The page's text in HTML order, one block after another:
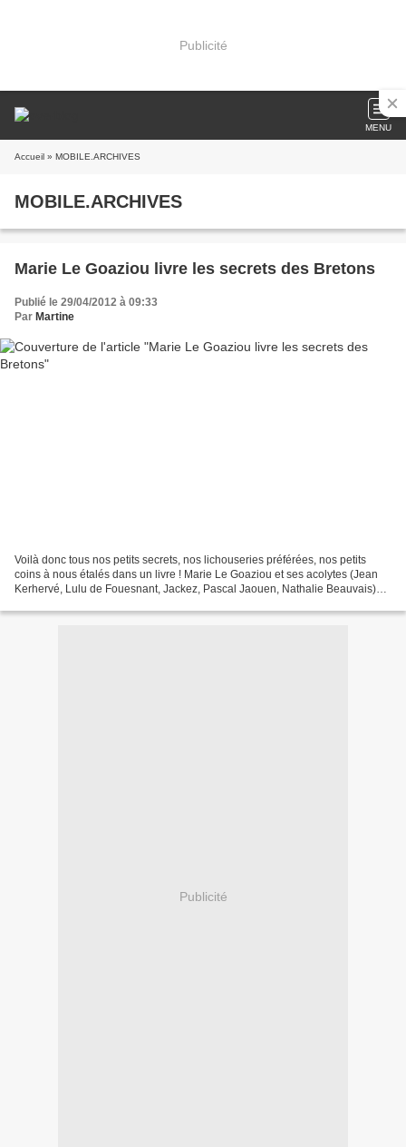
Publicité
MENU
Accueil » MOBILE.ARCHIVES
MOBILE.ARCHIVES
Marie Le Goaziou livre les secrets des Bretons
Publié le 29/04/2012 à 09:33
Par Martine
Voilà donc tous nos petits secrets, nos lichouseries préférées, nos petits
coins à nous étalés dans un livre ! Marie Le Goaziou et ses acolytes (Jean
Kerhervé, Lulu de Fouesnant, Jackez, Pascal Jaouen, Nathalie Beauvais)
Publicité